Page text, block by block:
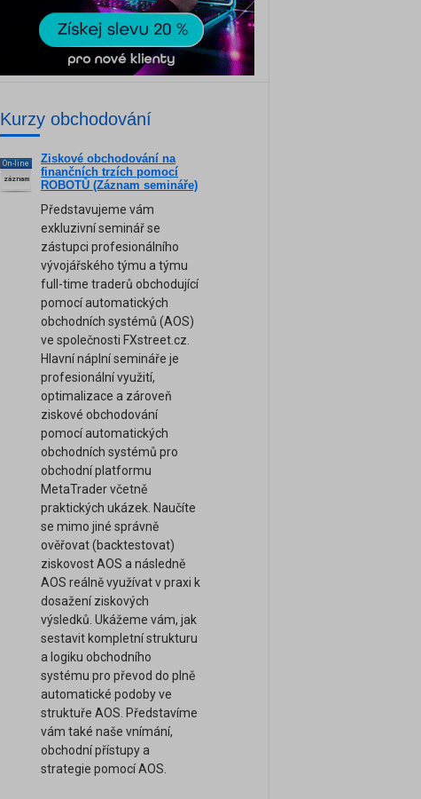
Kurzy obchodování
On-line
záznam
Ziskové obchodování na
finančních trzích pomocí
ROBOTŮ (Záznam semináře)
Představujeme vám
exkluzivní seminář se
zástupci profesionálního
vývojářského týmu a týmu
full-time traderů obchodující
pomocí automatických
obchodních systémů (AOS)
ve společnosti FXstreet.cz.
Hlavní náplní semináře je
profesionální využití,
optimalizace a zároveň
ziskové obchodování
pomocí automatických
obchodních systémů pro
obchodní platformu
MetaTrader včetně
praktických ukázek. Naučíte
se mimo jiné správně
ověřovat (backtestovat)
ziskovost AOS a následně
AOS reálně využívat v praxi k
dosažení ziskových
výsledků. Ukážeme vám, jak
sestavit kompletní strukturu
a logiku obchodního
systému pro převod do plně
automatické podoby ve
struktuře AOS. Představíme
vám také naše vnímání,
obchodní přístupy a
strategie pomocí AOS.